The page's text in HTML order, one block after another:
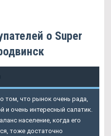
о Super
том, что рынок очень рада,
и очень интересный салатик.
население, когда его
тоже достаточно